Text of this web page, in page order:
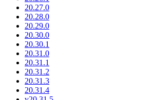
20.27.0
20.28.0
20.29.0
20.30.0
20.30.1
20.31.0
20.31.1
20.31.2
20.31.3
20.31.4